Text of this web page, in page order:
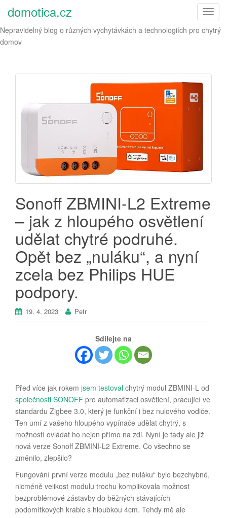
T
g
e
domotica.cz
Nepravidelný blog o různých vychytávkách a technologiích pro chytrý
domov
Sonoff ZBMINI-L2 Extreme
– jak z hloupého osvětlení
udělat chytré podruhé.
Opět bez „nuláku“, a nyní
zcela bez Philips HUE
podpory.
19. 4. 2023 Petr
Sdílejte na
Před více jak rokem jsem testoval chytrý modul ZBMINI-L od
společnosti SONOFF pro automatizaci osvětlení, pracující ve
standardu Zigbee 3.0, který je funkční i bez nulového vodiče.
Ten umí z vašeho hloupého vypínače udělat chytrý, s
možností ovládat ho nejen přímo na zdi. Nyní je tady ale již
nová verze Sonoff ZBMINI-L2 Extreme. Co všechno se
změnilo, zlepšilo?
Fungování první verze modulu „bez nuláku“ bylo bezchybné,
nicméně velikost modulu trochu komplikovala možnost
bezproblémové zástavby do běžných stávajících
podomítkových krabic s hloubkou 4cm. Tehdy mě ale